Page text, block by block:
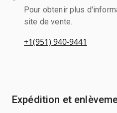
Pour obtenir plus
site de vente.
+1(951) 940-9441
Expédition et